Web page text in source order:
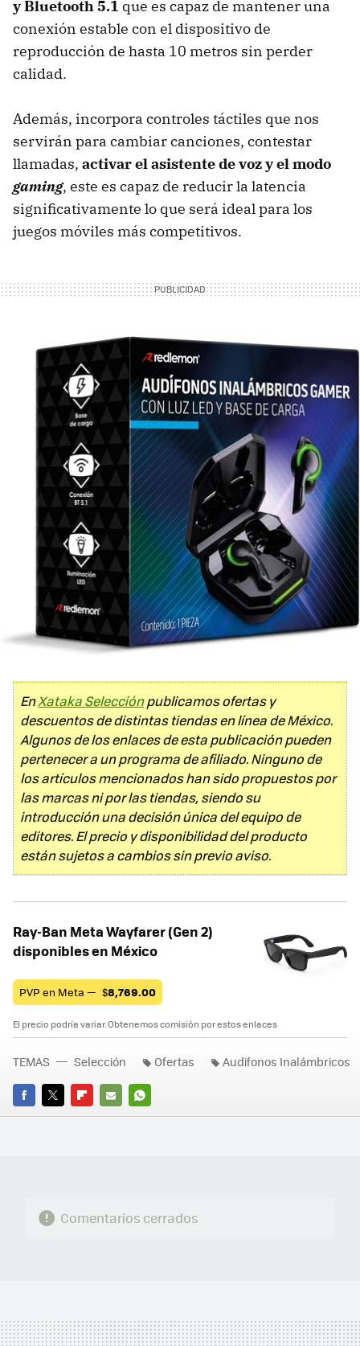
y Bluetooth 5.1 que es capaz de mantener una
conexión estable con el dispositivo de
reproducción de hasta 10 metros sin perder
calidad.
Además, incorpora controles táctiles que nos
servirán para cambiar canciones, contestar
llamadas, activar el asistente de voz y el modo
gaming, este es capaz de reducir la latencia
significativamente lo que será ideal para los
juegos móviles más competitivos.
EnXataka Selecciónpublicamos ofertas y
descuentos de distintas tiendas en línea de México.
Algunos de los enlaces de esta publicación pueden
pertenecer a un programa de afiliado. Ninguno de
los artículos mencionados han sido propuestos por
las marcas ni por las tiendas, siendo su
introducción una decisión única del equipo de
editores. El precio y disponibilidad del producto
están sujetos a cambios sin previo aviso.
Ray-Ban Meta Wayfarer (Gen 2)
disponibles en México
PVP en Meta — $8,769.00
El precio podría variar. Obtenemos comisión por estos enlaces
FACEBOOK
TWITTERFLIPBOARD
E-
WHATSAPP
TEMAS Selección Ofertas Audifonos Inalámbricos
Comentarios cerrados